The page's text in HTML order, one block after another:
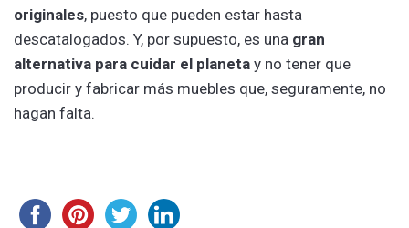
originales, puesto que pueden estar hasta
descatalogados. Y, por supuesto, es una gran
alternativa para cuidar el planeta y no tener que
producir y fabricar más muebles que, seguramente, no
hagan falta.